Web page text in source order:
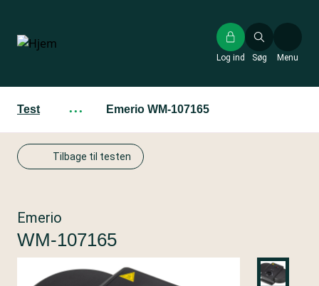
hovedindhold
Søg
Log ind Menu
Test ··· Emerio WM-107165
Tilbage til testen
Emerio
WM-107165